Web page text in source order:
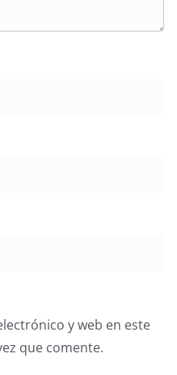
y web en este
que comente.